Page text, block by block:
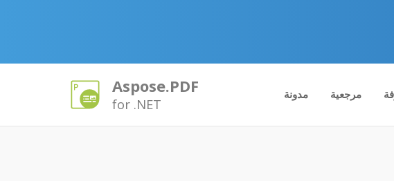
Aspose.PDF
for .NET
مدونة مرجعية